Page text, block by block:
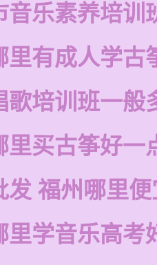
音乐素养培训
里有成人学古
歌培训班一般
里买古筝好一
发 福州哪里
里学音乐高考